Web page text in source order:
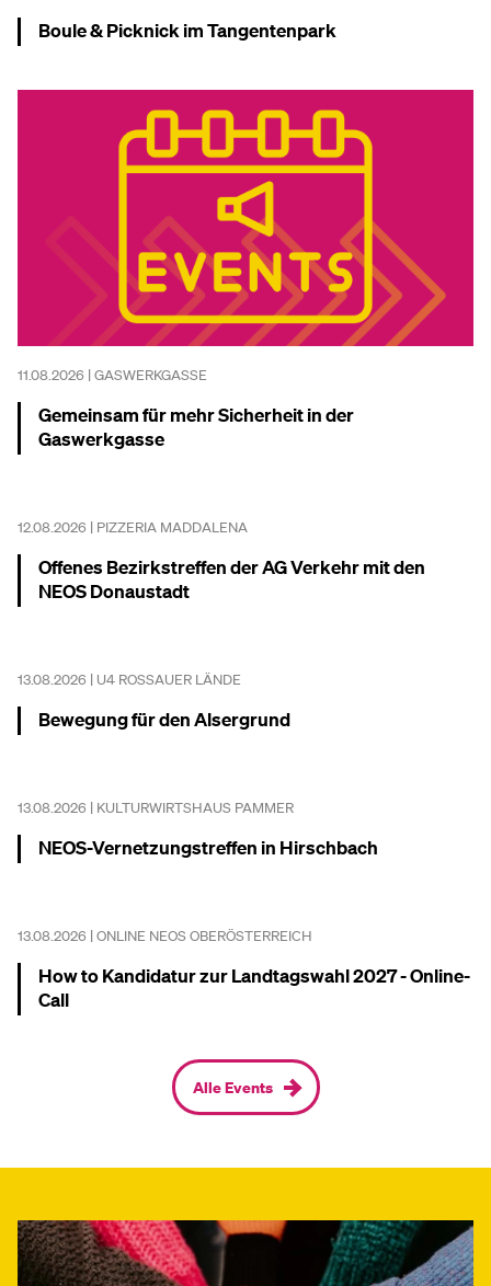
Boule & Picknick im Tangentenpark
11.08.2026 | GASWERKGASSE
Gemeinsam für mehr Sicherheit in der
Gaswerkgasse
12.08.2026 | PIZZERIA MADDALENA
Offenes Bezirkstreffen der AG Verkehr mit den
NEOS Donaustadt
13.08.2026 | U4 ROSSAUER LÄNDE
Bewegung für den Alsergrund
13.08.2026 | KULTURWIRTSHAUS PAMMER
NEOS-Vernetzungstreffen in Hirschbach
13.08.2026 | ONLINE NEOS OBERÖSTERREICH
How to Kandidatur zur Landtagswahl 2027 - Online-
Call
Alle Events